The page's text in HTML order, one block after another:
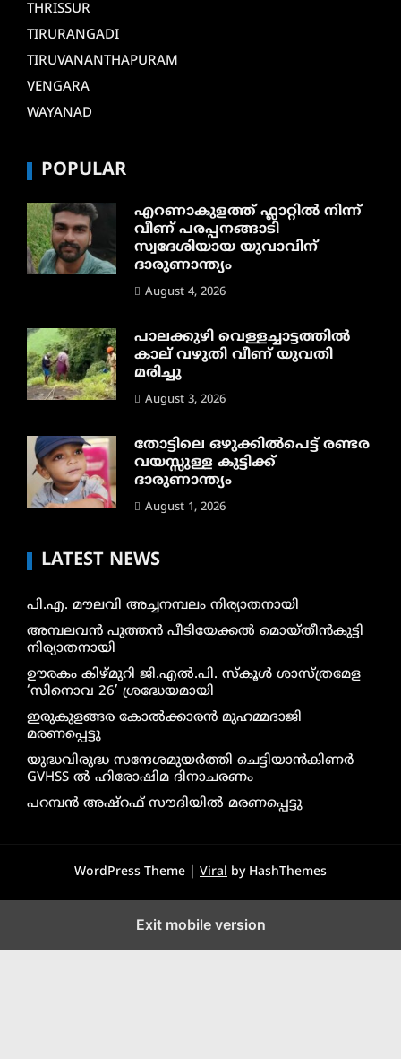
THRISSUR
TIRURANGADI
TIRUVANANTHAPURAM
VENGARA
WAYANAD
POPULAR
എറണാകുളത്ത് ഫ്ലാറ്റിൽ നിന്ന്
വീണ് പരപ്പനങ്ങാടി
സ്വദേശിയായ യുവാവിന്
ദാരുണാന്ത്യം
August 4, 2026
പാലക്കുഴി വെള്ളച്ചാട്ടത്തില്‍
കാല് വഴുതി വീണ് യുവതി
മരിച്ചു
August 3, 2026
തോട്ടിലെ ഒഴുക്കിൽപെട്ട് രണ്ടര
വയസ്സുള്ള കുട്ടിക്ക്
ദാരുണാന്ത്യം
August 1, 2026
LATEST NEWS
പി.എ. മൗലവി അച്ചനമ്പലം നിര്യാതനായി
അമ്പലവൻ പുത്തൻ പീടിയേക്കൽ മൊയ്തീൻകുട്ടി
നിര്യാതനായി
ഊരകം കിഴ്മുറി ജി.എൽ.പി. സ്കൂൾ ശാസ്ത്രമേള
‘സിനൊവ 26’ ശ്രദ്ധേയമായി
ഇരുകുളങ്ങര കോൽക്കാരൻ മുഹമ്മദാജി
മരണപ്പെട്ടു
യുദ്ധവിരുദ്ധ സന്ദേശമുയർത്തി ചെട്ടിയാൻകിണർ
GVHSS ൽ ഹിരോഷിമ ദിനാചരണം
പറമ്പൻ അഷ്‌റഫ് സൗദിയിൽ മരണപ്പെട്ടു
WordPress Theme | Viral by HashThemes
Exit mobile version